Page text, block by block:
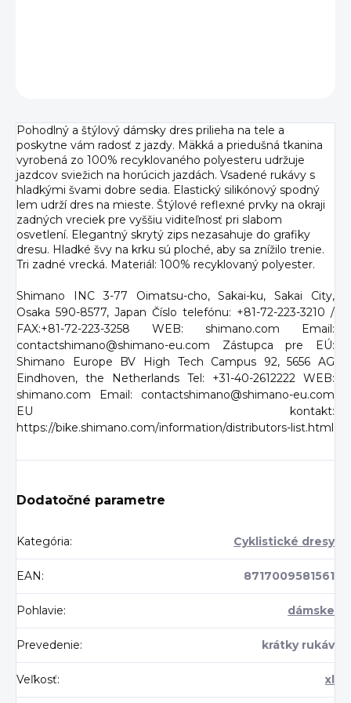
Pohodlný a štýlový dámsky dres prilieha na tele a
poskytne vám radosť z jazdy. Mäkká a priedušná tkanina
vyrobená zo 100% recyklovaného polyesteru udržuje
jazdcov sviežich na horúcich jazdách. Vsadené rukávy s
hladkými švami dobre sedia. Elastický silikónový spodný
lem udrží dres na mieste. Štýlové reflexné prvky na okraji
zadných vreciek pre vyššiu viditeľnosť pri slabom
osvetlení. Elegantný skrytý zips nezasahuje do grafiky
dresu. Hladké švy na krku sú ploché, aby sa znížilo trenie.
Tri zadné vrecká. Materiál: 100% recyklovaný polyester.
Shimano INC 3-77 Oimatsu-cho, Sakai-ku, Sakai City,
Osaka 590-8577, Japan Číslo telefónu: +81-72-223-3210 /
FAX:+81-72-223-3258 WEB: shimano.com Email:
contactshimano@shimano-eu.com Zástupca pre EÚ:
Shimano Europe BV High Tech Campus 92, 5656 AG
Eindhoven, the Netherlands Tel: +31-40-2612222 WEB:
shimano.com Email: contactshimano@shimano-eu.com
EU kontakt:
https://bike.shimano.com/information/distributors-list.html
Dodatočné parametre
Kategória: Cyklistické dresy
EAN : 8717009581561
Pohlavie: dámske
Prevedenie: krátky rukáv
Veľkosť: xl